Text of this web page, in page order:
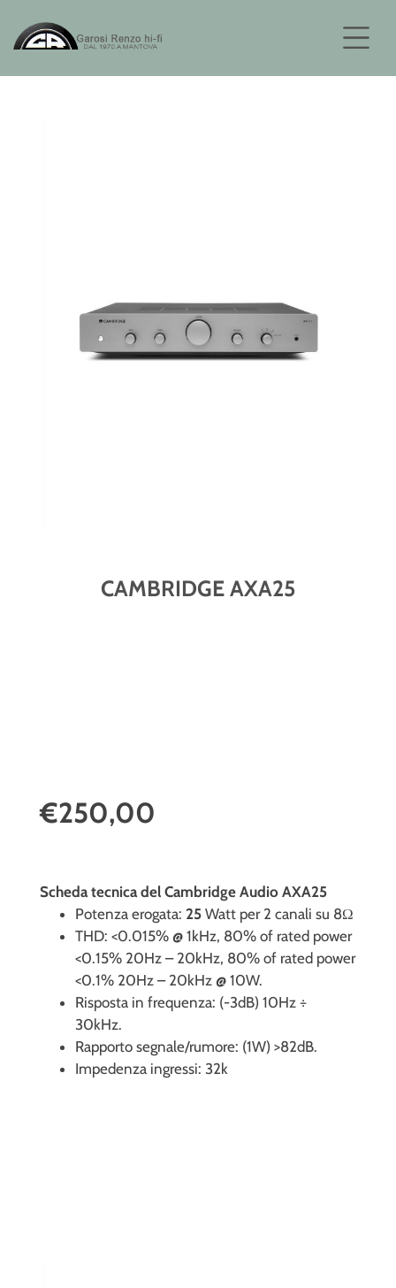
CAMBRIDGE AXA25
€250,00
Scheda tecnica del Cambridge Audio AXA25
Potenza erogata: 25 Watt per 2 canali su 8Ω
THD: <0.015% @ 1kHz, 80% of rated power
<0.15% 20Hz – 20kHz, 80% of rated power
<0.1% 20Hz – 20kHz @ 10W.
Risposta in frequenza: (-3dB) 10Hz ÷
30kHz.
Rapporto segnale/rumore: (1W) >82dB.
Impedenza ingressi: 32k